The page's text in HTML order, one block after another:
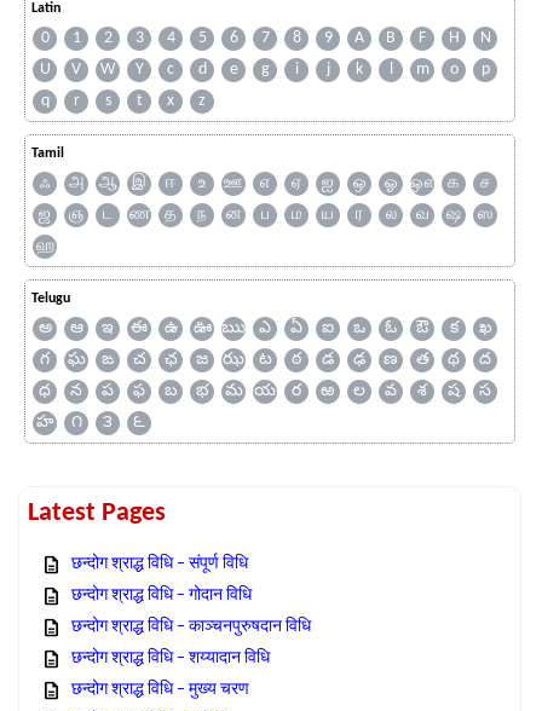
Latin
0 1 2 3 4 5 6 7 8 9 A B F H
N
U
V W Y c d e g i j k l m o
p
q
r s t x z
Tamil
ஃ அ ஆ இ ஈ உ ஊ எ ஏ ஐ ஒ ஓ ஔ க
ச
ஜ
ஞ ட ண த ந ன ப ம ய ர ல வ ஷ
ஸ
ஹ
Telugu
అ ఆ ఇ ఈ ఉ ఊ ఋ ఎ ఏ ఐ ఒ ఓ ఔ క
ఖ
గ
ఘ ఙ చ ఛ జ ఝ ట ఠ డ ఢ ణ త థ
ద
ధ
న ప ఫ బ భ మ య ర ఱ ల వ శ ష
స
హ
౧ ౩ ౬
Latest Pages
छन्दोग श्राद्ध विधि – संपूर्ण विधि
छन्दोग श्राद्ध विधि – गोदान विधि
छन्दोग श्राद्ध विधि – काञ्चनपुरुषदान विधि
छन्दोग श्राद्ध विधि – शय्यादान विधि
छन्दोग श्राद्ध विधि – मुख्य चरण